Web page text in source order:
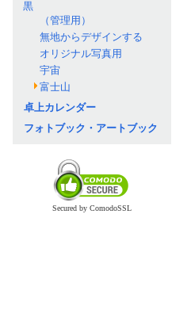
黒
（管理用）
無地からデザインする
オリジナル写真用
宇宙
富士山
卓上カレンダー
フォトブック・アートブック
Secured by ComodoSSL